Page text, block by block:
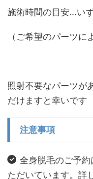
施術時間の目安…い
（ご希望のパーツに
照射不要なパーツが
だけますと幸いです
注意事項
全身脱毛のご予
ただいています。詳